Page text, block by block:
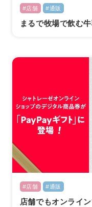
#店舗 #通販
まるで牧場で飲む
#店舗 #通販
店舗でもオンライ